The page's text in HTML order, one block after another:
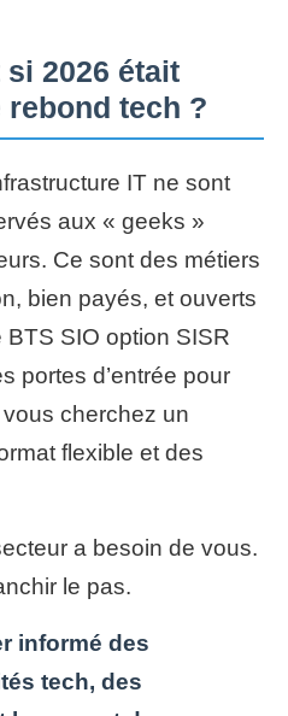
2026 était
rebond tech ?
IT ne sont
aux « geeks »
Ce sont des métiers
bien payés, et ouverts
SIO option SISR
portes d’entrée pour
cherchez un
flexible et des
a besoin de vous.
le pas.
informé des
tech, des